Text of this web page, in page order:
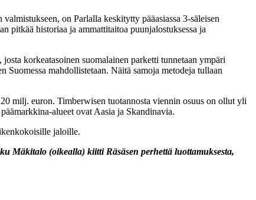
on Parlalla keskitytty pääasiassa 3-säleisen
pitkää historiaa ja ammattitaitoa puunjalostuksessa ja
korkeatasoinen suomalainen parketti tunnetaan ympäri
mahdollistetaan. Näitä samoja metodeja tullaan
milj. euron. Timberwisen tuotannosta viennin osuus on ollut yli
alueet ovat Aasia ja Skandinavia.
jaloille.
Mäkitalo (oikealla) kiitti Räsäsen perhettä luottamuksesta,